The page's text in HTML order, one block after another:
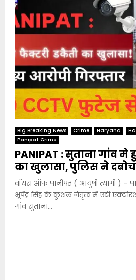
Big Breaking News Crime Haryana
Panipat Crime
PANIPAT : सुताना गांव मे
का खुलासा, पुलिस ने
वॉयस ऑफ पानीपत ( आयुषी त्यागी ) –
भूपेंद्र सिंह के कुशल नेतृत्व में एंटी
गांव सुताना...